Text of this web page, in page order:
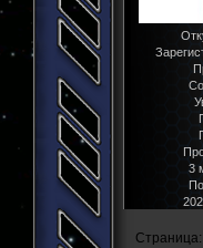
3
Страница: